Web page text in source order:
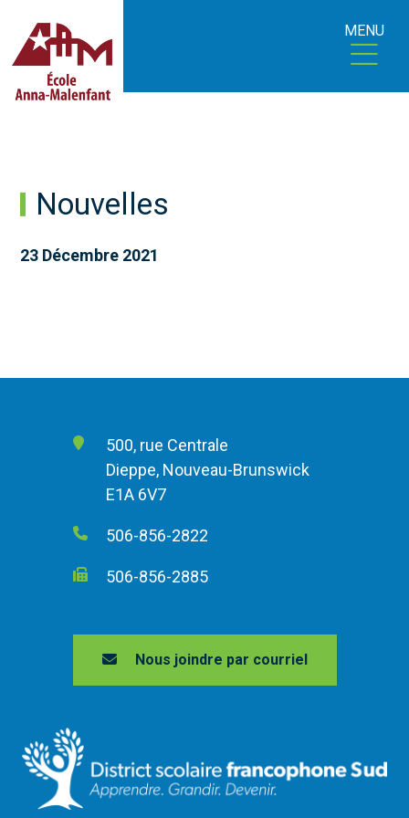
MENU
Nouvelles
23 Décembre 2021
500, rue Centrale
Dieppe, Nouveau-Brunswick
E1A 6V7
506-856-2822
506-856-2885
Nous joindre par courriel